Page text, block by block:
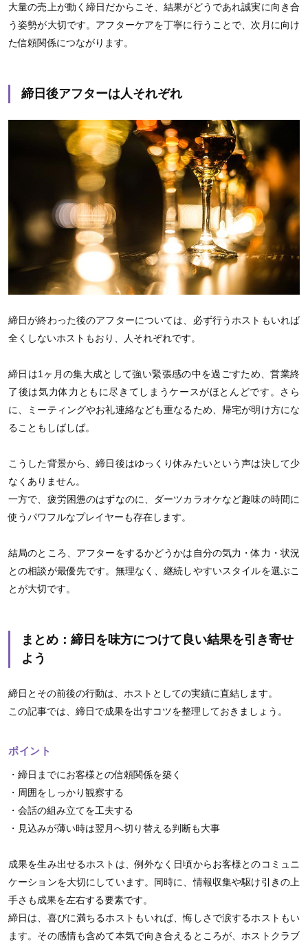
大量の売上が動く締日だからこそ、結果がどうであれ誠実に向き合
う姿勢が大切です。アフターケアを丁寧に行うことで、次月に向け
た信頼関係につながります。
締日後アフターは人それぞれ
締日が終わった後のアフターについては、必ず行うホストもいれば
全くしないホストもおり、人それぞれです。
締日は1ヶ月の集大成として強い緊張感の中を過ごすため、営業終
了後は気力体力ともに尽きてしまうケースがほとんどです。さら
に、ミーティングやお礼連絡なども重なるため、帰宅が明け方にな
ることもしばしば。
こうした背景から、締日後はゆっくり休みたいという声は決して少
なくありません。
一方で、疲労困憊のはずなのに、ダーツカラオケなど趣味の時間に
使うパワフルなプレイヤーも存在します。
結局のところ、アフターをするかどうかは自分の気力・体力・状況
との相談が最優先です。無理なく、継続しやすいスタイルを選ぶこ
とが大切です。
まとめ：締日を味方につけて良い結果を引き寄せ
よう
締日とその前後の行動は、ホストとしての実績に直結します。
この記事では、締日で成果を出すコツを整理しておきましょう。
ポイント
・締日までにお客様との信頼関係を築く
・周囲をしっかり観察する
・会話の組み立てを工夫する
・見込みが薄い時は翌月へ切り替える判断も大事
成果を生み出せるホストは、例外なく日頃からお客様とのコミュニ
ケーションを大切にしています。同時に、情報収集や駆け引きの上
手さも成果を左右する要素です。
締日は、喜びに満ちるホストもいれば、悔しさで涙するホストもい
ます。その感情も含めて本気で向き合えるところが、ホストクラブ